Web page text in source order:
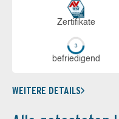
Zerti­fikate
be­frie­di­gend
WEITERE DETAILS